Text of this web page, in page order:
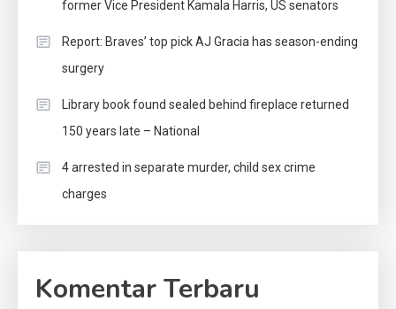
former Vice President Kamala Harris, US senators
Report: Braves’ top pick AJ Gracia has season-ending
surgery
Library book found sealed behind fireplace returned
150 years late – National
4 arrested in separate murder, child sex crime
charges
Komentar Terbaru